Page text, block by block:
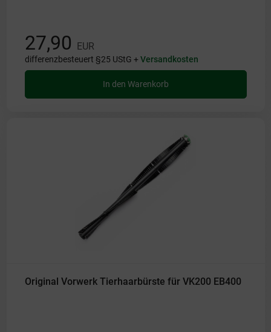
27,90 EUR
differenzbesteuert §25 UStG +Versandkosten
In den Warenkorb
Original Vorwerk Tierhaarbürste für VK200 EB400